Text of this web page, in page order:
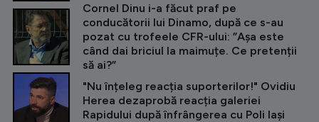
Cornel Dinu i-a făcut praf pe
conducătorii lui Dinamo, după ce s-au
pozat cu trofeele CFR-ului: ”Așa este
când dai briciul la maimuțe. Ce pretenții
să ai?”
"Nu înțeleg reacția suporterilor!" Ovidiu
Herea dezaprobă reacția galeriei
Rapidului după înfrângerea cu Poli Iași